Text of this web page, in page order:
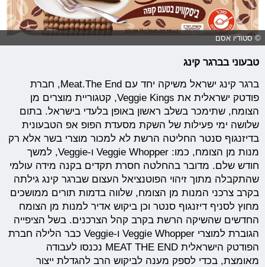
© סטודיו אסם
טבעוני בברגר קינג
ברגר קינג ישראל משיקה יחד עם Meat.The End, חברת
פודטק ישראלית את Veggie Kings, קטגוריית מוצרים מן
הצומח, שתימכר בשלב ראשון באופן בלעדי בישראל. בתום
שלושה ימי פעילות של השקת מסעדת הפופ אפ הטבעונית
בדיזנגוף סנטר החליטה הרשת לא למכור מוצרי בשר אלא רק
מנות מן הצומח, כמו: Veggie Whopper ו-Veggie, למשך
חודש שלם. מדובר בהחלטה חסרת תקדים בקנה מידה עולמי
שהתקבלה מתוך זיהוי הפוטנציאל העצום שברגר קינג גילתה
בקרב צרכני המנות מן הצומח, שלווה בדמות תורים ממושכים
מחוץ לסניף דיזנגוף סנטר וכן ביקוש אדיר למנות מן הצומח
החדשים שהשיקה הרשת בקרב קהל הצרכנים. בשל הציפייה
הגוברת למוצרי Veggie Whopper ו-Veggie כבר הלילה חברת
הפודטק הישראלית MEAT THE END נכנסו לעבודה
מאומצת, בכדי לספק מענה לביקוש הרב להגדלת ייצור